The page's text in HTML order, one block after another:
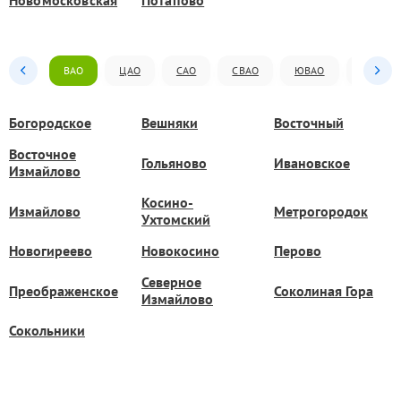
ВАО ЦАО САО СВАО ЮВАО ЮАО
Богородское Вешняки
Восточный
Восточное
Измайлово
Гольяново Ивановское
Измайлово
Косино-
Ухтомский
Метрогородок
Новогиреево Новокосино Перово
Преображенское
Северное
Измайлово
Соколиная Гора
Сокольники